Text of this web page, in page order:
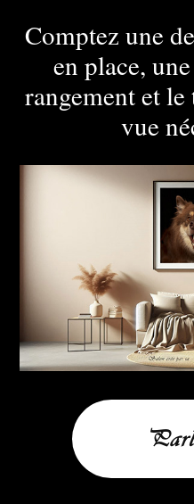
Comptez une
en place,
rangement et
vue